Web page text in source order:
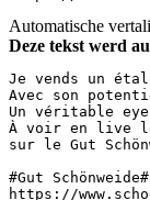
Automatische
Deze tekst werd
Je vends un
Avec son
Un véritable
À voir en live le
sur le Gut
#Gut
https://